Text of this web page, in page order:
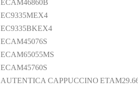
EC9335MEX4
EC9335BKEX4
ECAM45076S
ECAM65055MS
ECAM45760S
AUTENTICA CAPPUCCINO